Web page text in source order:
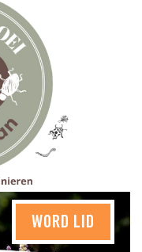
WORD LID